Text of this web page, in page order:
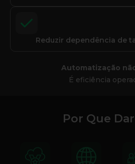
Reduzir dependência de
Automatização
É eficiência
Por Que